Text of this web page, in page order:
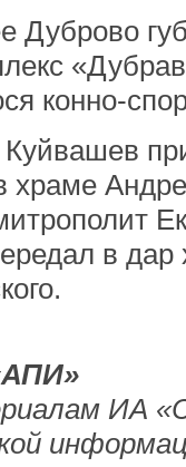
Дуброво
конно-
в
ИА